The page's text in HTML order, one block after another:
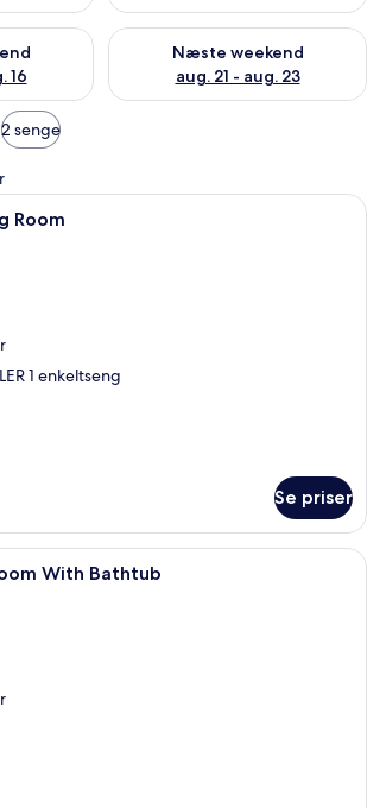
16
denne weekend aug. 14 - aug. 16
Næste weekend
aug. 21 - aug. 23
Tjek tilgængelighed for næste
2 senge
Et hotelværelse med seng, kuffert,
Room
1 enkeltseng
Se priser
Et moderne hotelværelse med et
With Bathtub